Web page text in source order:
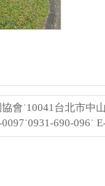
會˙10041台北市中
690-096˙